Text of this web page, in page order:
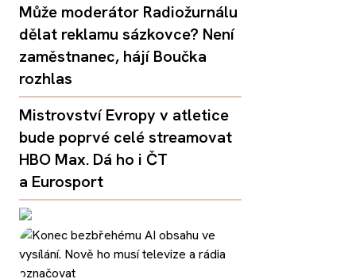
Může moderátor Radiožurnálu
dělat reklamu sázkovce? Není
zaměstnanec, hájí Boučka
rozhlas
Mistrovství Evropy v atletice
bude poprvé celé streamovat
HBO Max. Dá ho i ČT
a Eurosport